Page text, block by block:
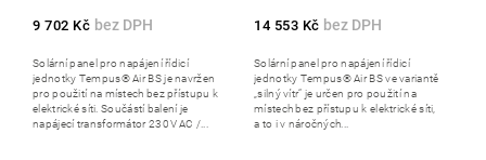
9 702 Kč
Solární panel pro napájení řídicí
jednotky Tempus® Air BS je navržen
pro použití na místech bez přístupu k
elektrické síti. Součástí balení je
napájecí transformátor 230 V AC /...
14 553 Kč
Solární panel pro napájení řídicí
jednotky Tempus® Air BS ve variantě
„silný vítr“ je určen pro použití na
místech bez přístupu k elektrické síti,
a to i v náročných...